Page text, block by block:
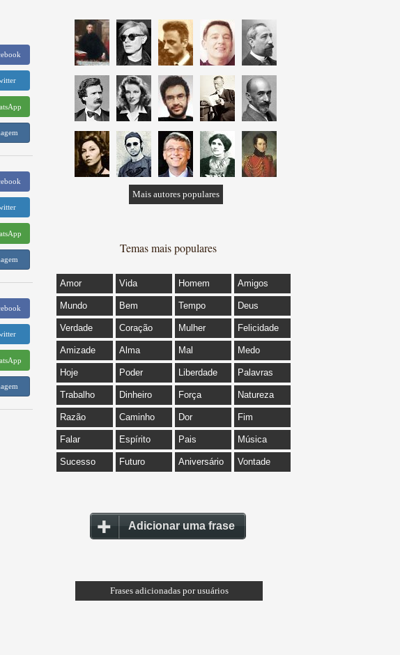
Mais autores populares
Temas mais populares
Amor Vida Homem Amigos
Mundo Bem Tempo Deus
Verdade Coração Mulher Felicidade
Amizade Alma Mal Medo
Hoje Poder Liberdade Palavras
Trabalho Dinheiro Força Natureza
Razão Caminho Dor Fim
Falar Espírito Pais Música
Sucesso Futuro Aniversário Vontade
Adicionar uma frase
Frases adicionadas por usuários